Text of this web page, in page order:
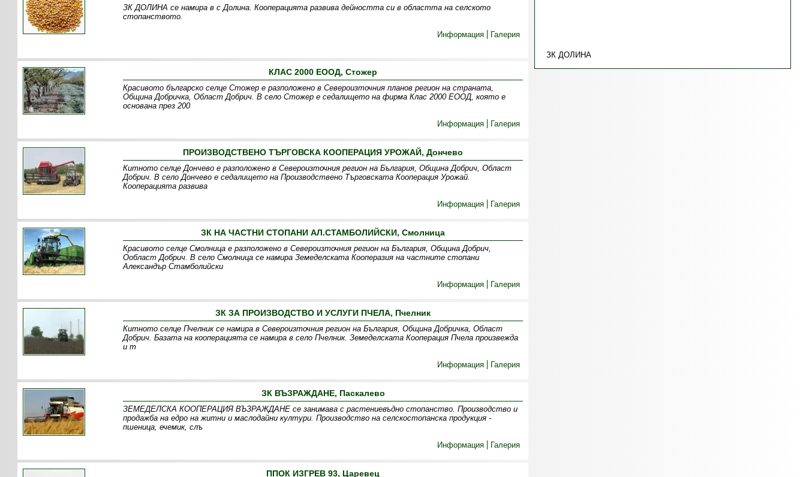
ЗК ДОЛИНА
ЗК ДОЛИНА се намира в с Долина. Кооперацията развива дейността си в областта на селското
стопанството.
Информация
Галерия
КЛАС 2000 ЕООД, Стожер
Красивото българско селце Стожер е разположено в Североизточния планов регион на страната,
Община Добричка, Област Добрич. В село Стожер е седалището на фирма Клас 2000 ЕООД, която е
основана през 200
Информация
Галерия
ПРОИЗВОДСТВЕНО ТЪРГОВСКА КООПЕРАЦИЯ УРОЖАЙ, Дончево
Китното селце Дончево е разположено в Североизточния регион на България, Община Добрич, Област
Добрич. В село Дончево е седалището на Производствено Търговската Кооперация Урожай.
Кооперацията развива
Информация
Галерия
ЗК НА ЧАСТНИ СТОПАНИ АЛ.СТАМБОЛИЙСКИ, Смолница
Красивото селце Смолница е разположено в Североизточния регион на България, Община Добрич,
Ообласт Добрич. В село Смолница се намира Земеделската Кооперазия на частните стопани
Александър Стамболийски
Информация
Галерия
ЗК ЗА ПРОИЗВОДСТВО И УСЛУГИ ПЧЕЛА, Пчелник
Китното селце Пчелник се намира в Североизточния регион на България, Община Добричка, Област
Добрич. Базата на кооперацията се намира в село Пчелник. Земеделската Кооперация Пчела произвежда
и т
Информация
Галерия
ЗК ВЪЗРАЖДАНЕ, Паскалево
ЗЕМЕДЕЛСКА КООПЕРАЦИЯ ВЪЗРАЖДАНЕ се занимава с растениевъдно стопанство. Производство и
продажба на едро на житни и маслодайни култури. Производство на селскостопанска продукция -
пшеница, ечемик, слъ
Информация
Галерия
ППОК ИЗГРЕВ 93, Царевец